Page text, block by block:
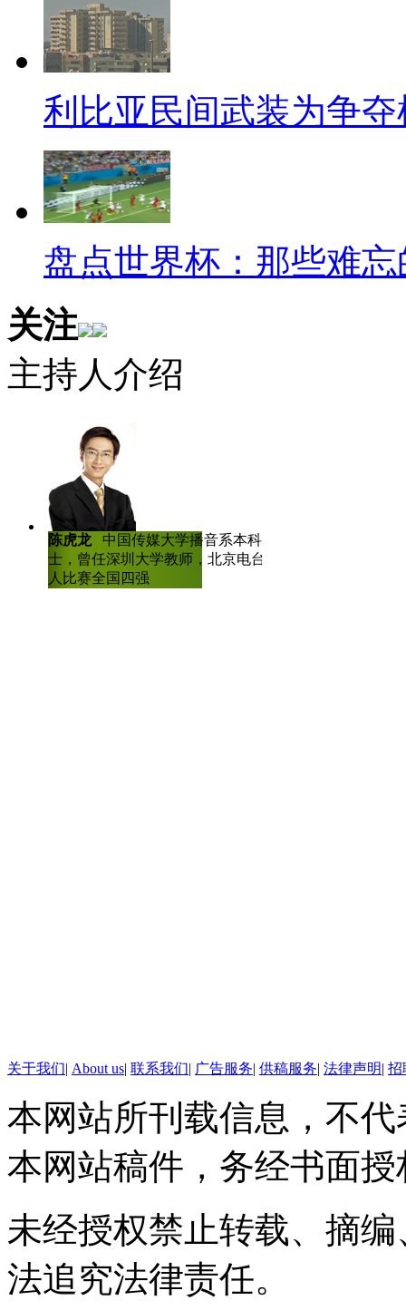
洗剪吹的攻击了吧，不然怎么
【小狗整双眼皮】
史上最牛的双眼皮案例发生
小狗身上，因为小狗在小眼睛
它的主人就给去给它做了双眼
万韩币买回来的，手术费就花
元，连小狗都花这么多钱整容
【卡住地铁门上厕所】
乘电梯时，也许你曾遇到某
物品卡住电梯门，这种行为无
地铁上，你是否想到也会有类
友发表微博称，在南京地铁十
车间隙到站内上个厕所，又不
地铁车厢门，导致车门无法关
有多长时间，可地铁又不是火
利比亚民间武装为争
盘点世界杯：那些难
关注
主持人介绍
陈虎龙
中国传媒大学播音系本科、硕
士，曾任深圳大学教师，北京电台主持
人比赛全国四强
关于我们| About us| 联系我们| 广告服务| 供稿服务| 法律声明| 招
本网站所刊载信息，不
本网站稿件，务经书面授
未经授权禁止转载、摘
法追究法律责任。